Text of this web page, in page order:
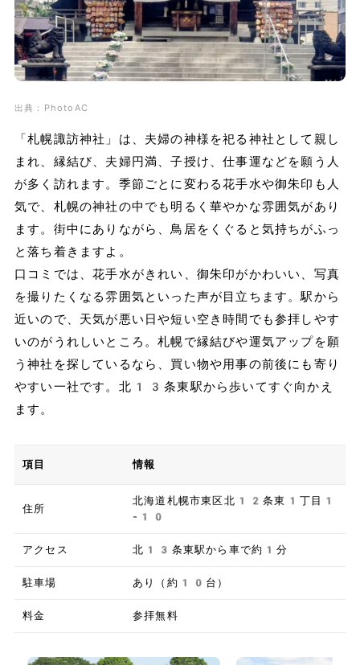
出典：PhotoAC
「札幌諏訪神社」は、夫婦の神様を祀る神社として親し
まれ、縁結び、夫婦円満、子授け、仕事運などを願う人
が多く訪れます。季節ごとに変わる花手水や御朱印も人
気で、札幌の神社の中でも明るく華やかな雰囲気があり
ます。街中にありながら、鳥居をくぐると気持ちがふっ
と落ち着きますよ。
口コミでは、花手水がきれい、御朱印がかわいい、写真
を撮りたくなる雰囲気といった声が目立ちます。駅から
近いので、天気が悪い日や短い空き時間でも参拝しやす
いのがうれしいところ。札幌で縁結びや運気アップを願
う神社を探しているなら、買い物や用事の前後にも寄り
やすい一社です。北13条東駅から歩いてすぐ向かえ
ます。
項目 情報
住所
北海道札幌市東区北12条東1丁目1
-10
アクセス 北13条東駅から車で約1分
駐車場 あり（約10台）
料金 参拝無料